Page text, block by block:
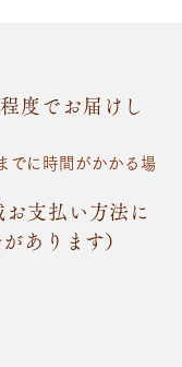
度でお届けし
でに時間がかかる場
支払い方法に
あります）